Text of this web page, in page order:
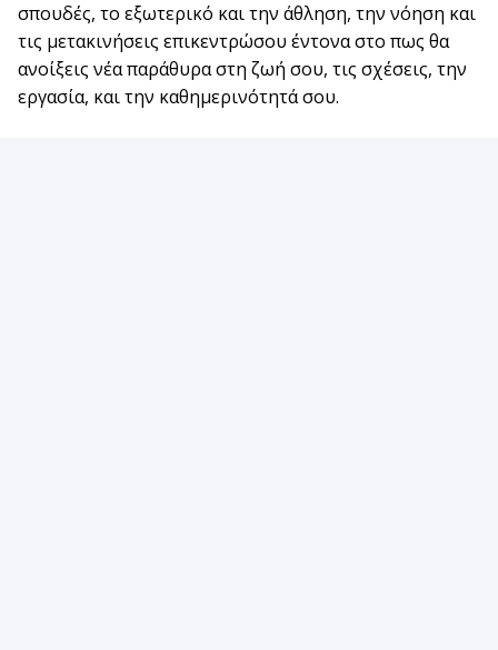
σπουδές, το εξωτερικό και την άθληση, την νόηση και
τις μετακινήσεις επικεντρώσου έντονα στο πως θα
ανοίξεις νέα παράθυρα στη ζωή σου, τις σχέσεις, την
εργασία, και την καθημερινότητά σου.